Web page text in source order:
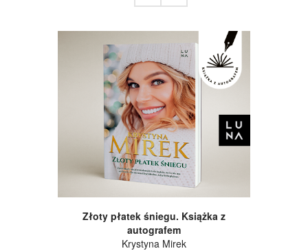
Złoty płatek śniegu. Książka z
autografem
Krystyna Mirek